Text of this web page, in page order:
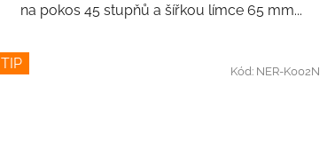
na pokos 45 stupňů a šířkou límce 65 mm...
TIP Kód: NER-K002N